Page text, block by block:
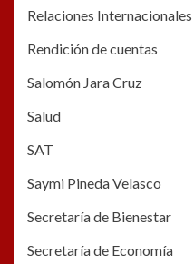
Relaciones Internacionales
Rendición de cuentas
Salomón Jara Cruz
Salud
SAT
Saymi Pineda Velasco
Secretaría de Bienestar
Secretaría de Economía